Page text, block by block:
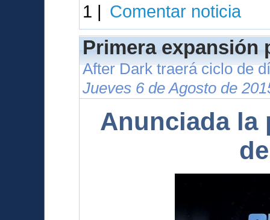
1 | Comentar noticia
Primera expansión
After Dark traerá ciclo de
Jueves 6 de Agosto de
Anunciada la